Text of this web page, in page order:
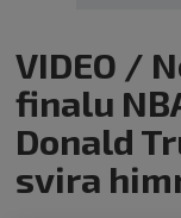
VIDEO /
finalu
Donald
svira